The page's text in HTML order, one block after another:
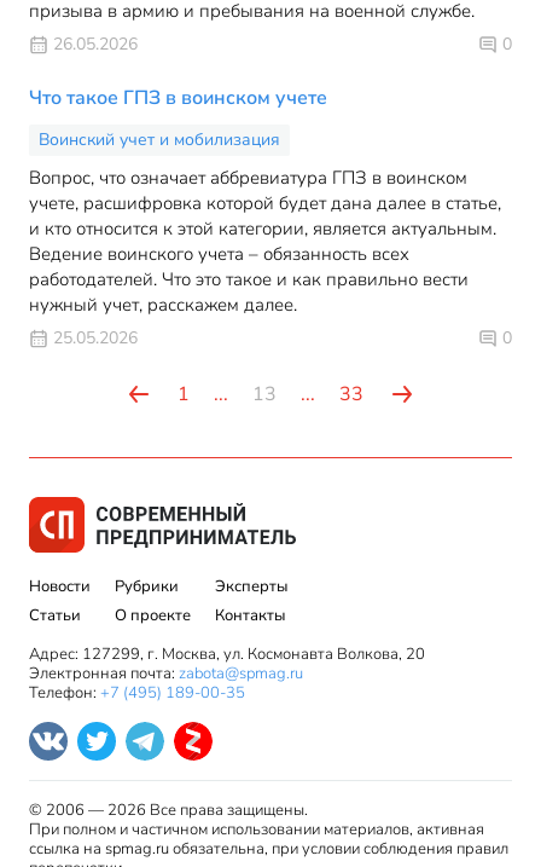
призыва в армию и пребывания на военной службе.
26.05.2026 0
Что такое ГПЗ в воинском учете
Воинский учет и мобилизация
Вопрос, что означает аббревиатура ГПЗ в воинском
учете, расшифровка которой будет дана далее в статье,
и кто относится к этой категории, является актуальным.
Ведение воинского учета – обязанность всех
работодателей. Что это такое и как правильно вести
нужный учет, расскажем далее.
25.05.2026 0
1 ... 13 ... 33
Новости
Статьи
Рубрики
О проекте
Эксперты
Контакты
Адрес: 127299, г. Москва, ул. Космонавта Волкова, 20
Электронная почта: zabota@spmag.ru
Телефон: +7 (495) 189-00-35
© 2006 — 2026 Все права защищены.
При полном и частичном использовании материалов, активная
ссылка на spmag.ru обязательна, при условии соблюдения правил